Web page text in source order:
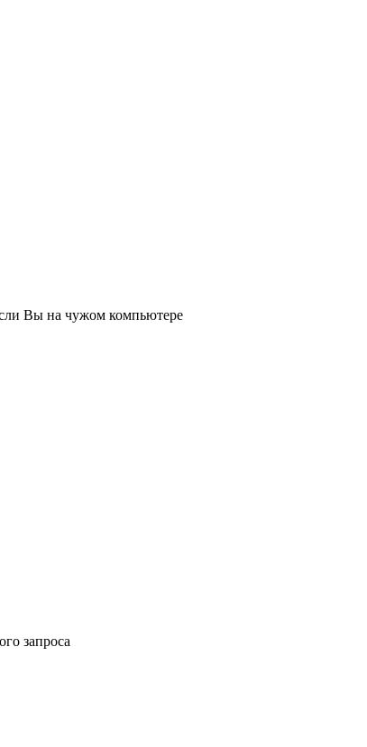
Вы на чужом компьютере
запроса